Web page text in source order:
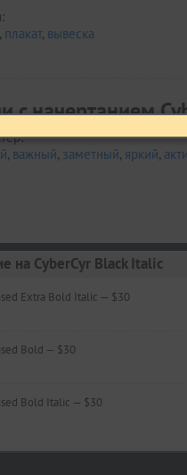
, плакат, вывеска
c начертанием
, важный, заметный, яркий,
на CyberCyr Black Italic
Extra Bold Italic — $30
Bold — $30
Bold Italic — $30